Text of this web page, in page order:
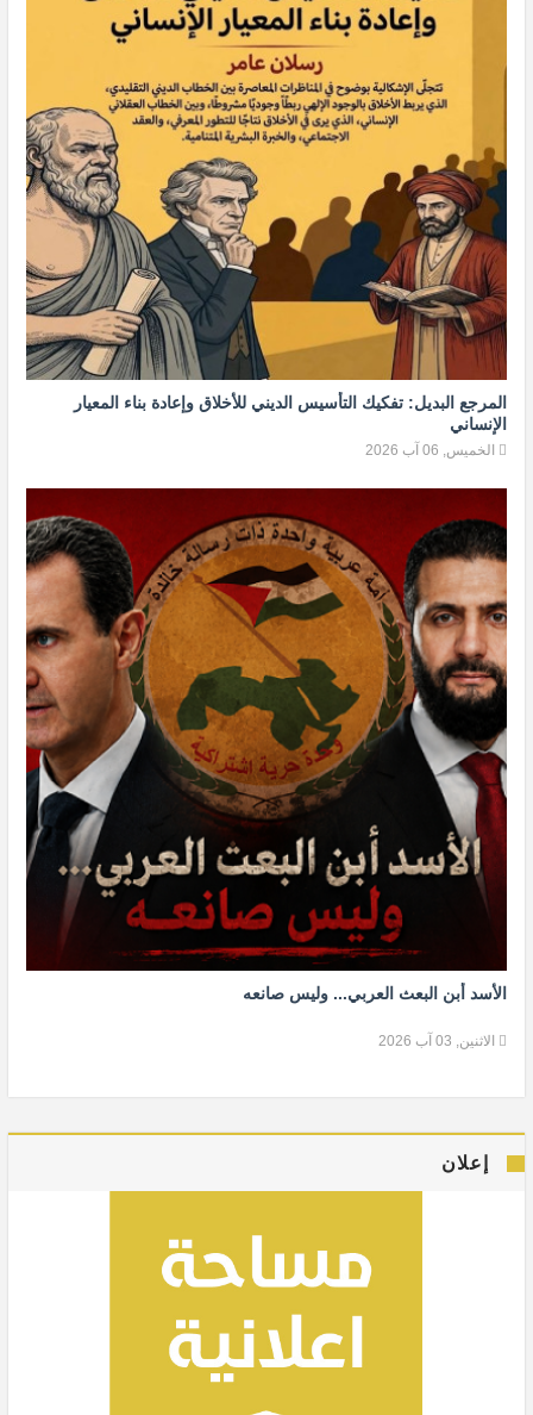
المرجع البديل: تفكيك التأسيس الديني للأخلاق وإعادة بناء المعيار
الإنساني
الخميس, 06 آب 2026
الأسد أبن البعث العربي... وليس صانعه
الاثنين, 03 آب 2026
إعلان